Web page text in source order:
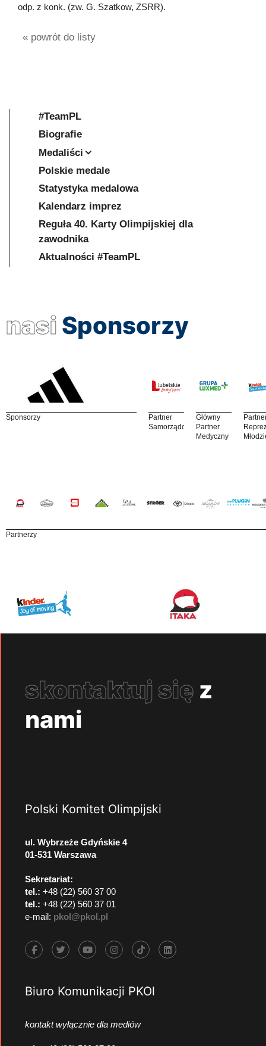
odp. z konk. (zw. G. Szatkow, ZSRR).
« powrót do listy
#TeamPL
Biografie
Medaliści
Polskie medale
Statystyka medalowa
Kalendarz imprez
Reguła 40. Karty Olimpijskiej dla
zawodnika
Aktualności #TeamPL
nasi Sponsorzy
Sponsorzy
Partner
Samorządowy
Główny
Partner
Medyczny
Partnerzy
skontaktuj się z
nami
Polski Komitet Olimpijski
ul. Wybrzeże Gdyńskie 4
01-531 Warszawa
Sekretariat:
tel.: +48 (22) 560 37 00
tel.: +48 (22) 560 37 01
e-mail: pkol@pkol.pl
Biuro Komunikacji PKOl
kontakt wyłącznie dla mediów